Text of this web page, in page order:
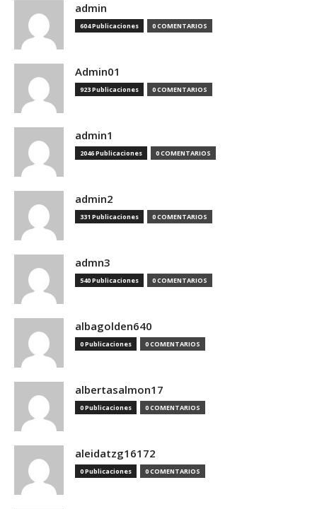
admin
604 Publicaciones 0 COMENTARIOS
Admin01
923 Publicaciones 0 COMENTARIOS
admin1
2046 Publicaciones 0 COMENTARIOS
admin2
331 Publicaciones 0 COMENTARIOS
admn3
540 Publicaciones 0 COMENTARIOS
albagolden640
0 Publicaciones 0 COMENTARIOS
albertasalmon17
0 Publicaciones 0 COMENTARIOS
aleidatzg16172
0 Publicaciones 0 COMENTARIOS